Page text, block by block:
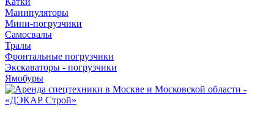
Манипуляторы
Мини-погрузчики
Самосвалы
Тралы
Фронтальные погрузчики
Экскаваторы - погрузчики
Ямобуры